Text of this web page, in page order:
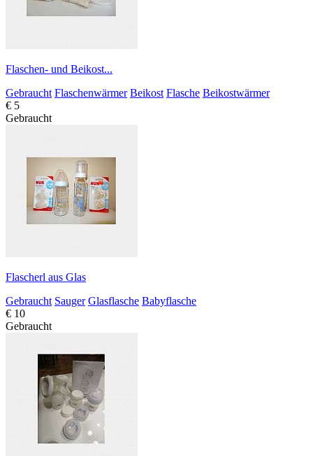
Flaschen- und Beikost...
Gebraucht Flaschenwärmer Beikost Flasche Beikostwärmer
€ 5
Gebraucht
Flascherl aus Glas
Gebraucht Sauger Glasflasche Babyflasche
€ 10
Gebraucht